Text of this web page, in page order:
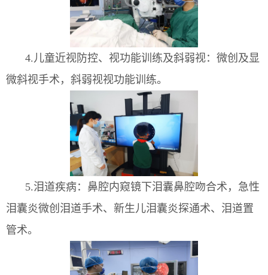
4.儿童近视防控、视功能训练及斜弱视：微创及显
微斜视手术，斜弱视视功能训练。
5.泪道疾病：鼻腔内窥镜下泪囊鼻腔吻合术，急性
泪囊炎微创泪道手术、新生儿泪囊炎探通术、泪道置
管术。